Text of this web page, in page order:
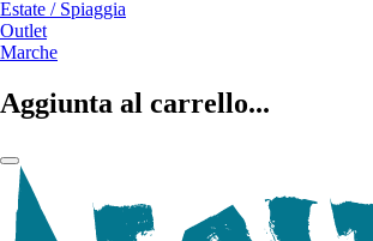
Estate / Spiaggia
Outlet
Marche
Aggiunta al carrello...